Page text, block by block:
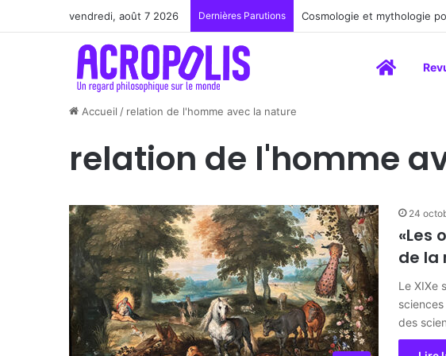
vendredi, août 7 2026 Dernières Parutions Cosmologie et mythologie
Accueil
Accueil / relation de l'homme avec la nature
relation de l'homme
24
«Les
de la
Le XIXe
des